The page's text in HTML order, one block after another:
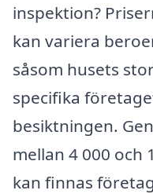
inspektion?
kan variera
såsom husets
specifika
besiktningen.
mellan 4 000 och
kan finnas